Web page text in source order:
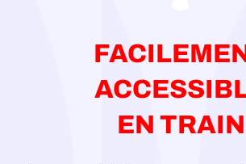
EN TRAIN